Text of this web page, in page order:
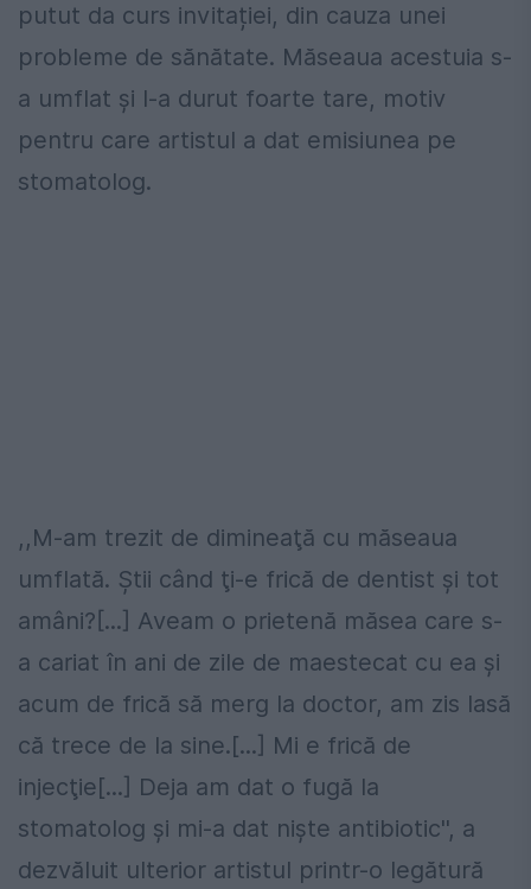
putut da curs invitației, din cauza unei
probleme de sănătate. Măseaua acestuia s-
a umflat şi l-a durut foarte tare, motiv
pentru care artistul a dat emisiunea pe
stomatolog.
,,M-am trezit de dimineaţă cu măseaua
umflată. Ştii când ţi-e frică de dentist şi tot
amâni?[...] Aveam o prietenă măsea care s-
a cariat în ani de zile de maestecat cu ea şi
acum de frică să merg la doctor, am zis lasă
că trece de la sine.[...] Mi e frică de
injecţie[...] Deja am dat o fugă la
stomatolog şi mi-a dat nişte antibiotic'', a
dezvăluit ulterior artistul printr-o legătură